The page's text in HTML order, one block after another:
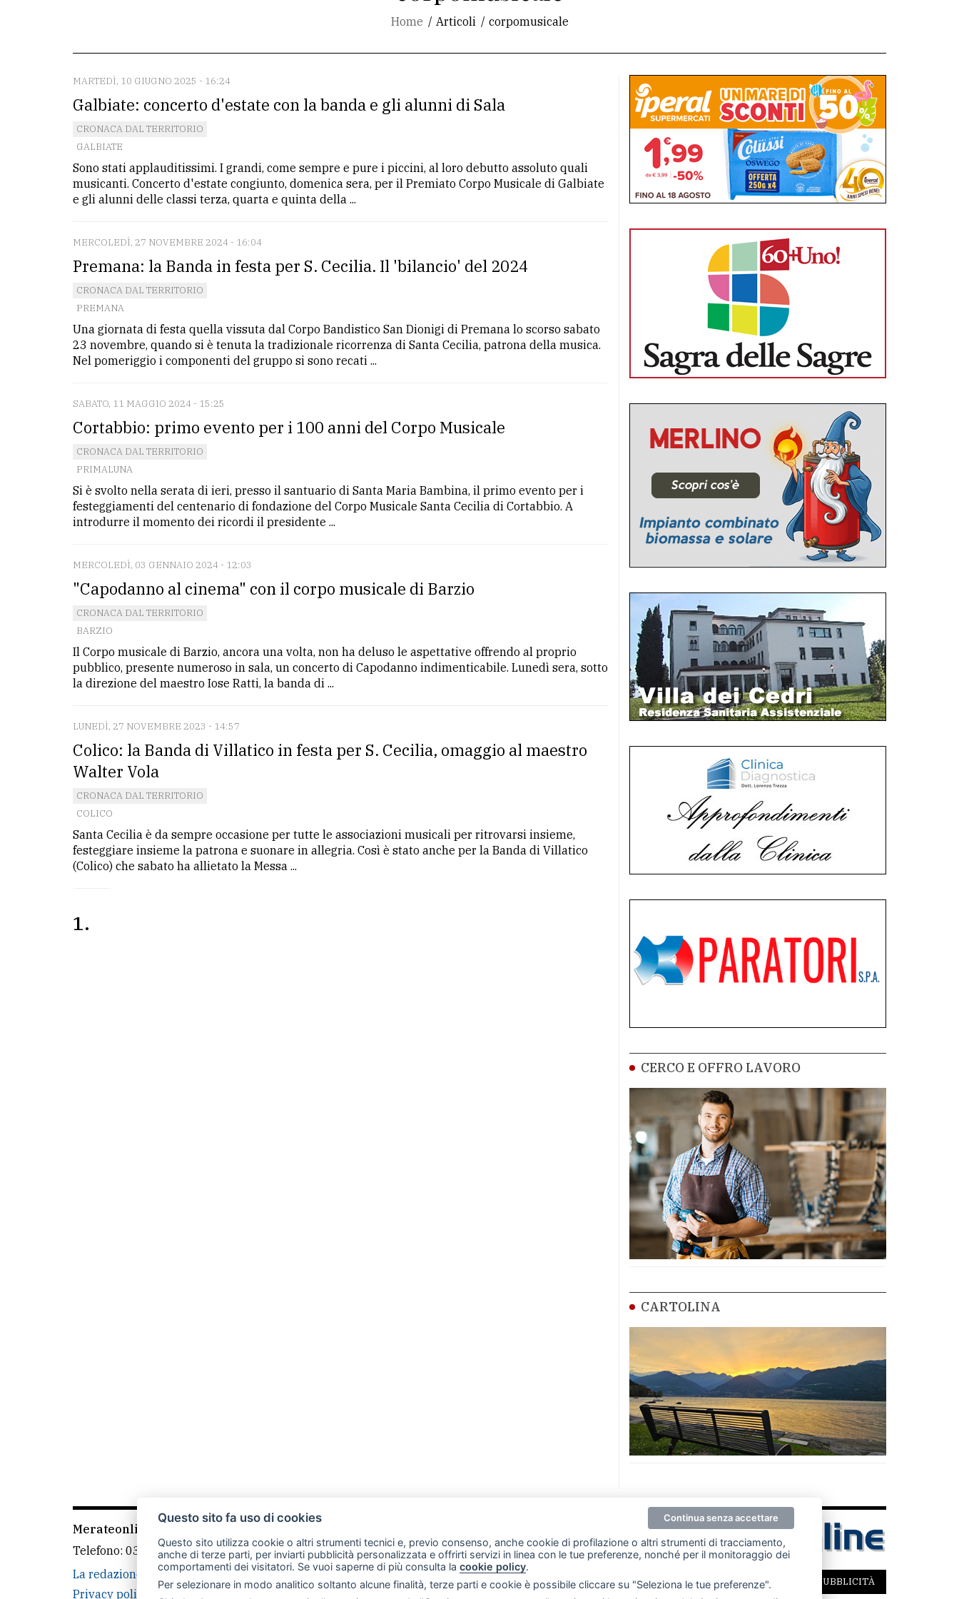
Home Articoli corpomusicale
MARTEDÌ, 10 GIUGNO 2025 - 16:24
Galbiate: concerto d'estate con la banda e gli alunni di Sala
CRONACA DAL TERRITORIO
GALBIATE
Sono stati applauditissimi. I grandi, come sempre e pure i piccini, al loro debutto assoluto quali
musicanti. Concerto d'estate congiunto, domenica sera, per il Premiato Corpo Musicale di Galbiate
e gli alunni delle classi terza, quarta e quinta della ...
MERCOLEDÌ, 27 NOVEMBRE 2024 - 16:04
Premana: la Banda in festa per S. Cecilia. Il 'bilancio' del 2024
CRONACA DAL TERRITORIO
PREMANA
Una giornata di festa quella vissuta dal Corpo Bandistico San Dionigi di Premana lo scorso sabato
23 novembre, quando si è tenuta la tradizionale ricorrenza di Santa Cecilia, patrona della musica.
Nel pomeriggio i componenti del gruppo si sono recati ...
SABATO, 11 MAGGIO 2024 - 15:25
Cortabbio: primo evento per i 100 anni del Corpo Musicale
CRONACA DAL TERRITORIO
PRIMALUNA
Si è svolto nella serata di ieri, presso il santuario di Santa Maria Bambina, il primo evento per i
festeggiamenti del centenario di fondazione del Corpo Musicale Santa Cecilia di Cortabbio. A
introdurre il momento dei ricordi il presidente ...
MERCOLEDÌ, 03 GENNAIO 2024 - 12:03
"Capodanno al cinema" con il corpo musicale di Barzio
CRONACA DAL TERRITORIO
BARZIO
Il Corpo musicale di Barzio, ancora una volta, non ha deluso le aspettative offrendo al proprio
pubblico, presente numeroso in sala, un concerto di Capodanno indimenticabile. Lunedì sera, sotto
la direzione del maestro Iose Ratti, la banda di ...
LUNEDÌ, 27 NOVEMBRE 2023 - 14:57
Colico: la Banda di Villatico in festa per S. Cecilia, omaggio al maestro
Walter Vola
CRONACA DAL TERRITORIO
COLICO
Santa Cecilia è da sempre occasione per tutte le associazioni musicali per ritrovarsi insieme,
festeggiare insieme la patrona e suonare in allegria. Così è stato anche per la Banda di Villatico
(Colico) che sabato ha allietato la Messa ...
1
CERCO E OFFRO LAVORO
CARTOLINA
Merateonline S.r.l.
Telefono: 039 9902881- Whatsapp: 351 3481257 - E-mail: redazione@leccoonline.com
La redazione
MerateOnline CasateOnline RSS Made byVIP
Privacy policy
SCRIVICI PER LA TUA PUBBLICITÀ
Questo sito fa uso di cookies
Questo sito utilizza cookie o altri strumenti tecnici e, previo consenso, anche cookie di profilazione o altri strumenti di tracciamento,
anche di terze parti, per inviarti pubblicità personalizzata e offrirti servizi in linea con le tue preferenze, nonché per il monitoraggio dei
comportamenti dei visitatori. Se vuoi saperne di più consulta la cookie policy.
Per selezionare in modo analitico soltanto alcune finalità, terze parti e cookie è possibile cliccare su "Seleziona le tue preferenze".
Continua senza accettare